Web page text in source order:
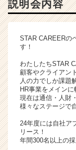
説明会内容
STAR CAREERの
す！
わたしたちSTAR
顧客やクライアン
人の力でしか課題
HR事業をメイン
現在は通信・人財
様々なステージで
24年度には自社ア
リース！
年間300名以上の